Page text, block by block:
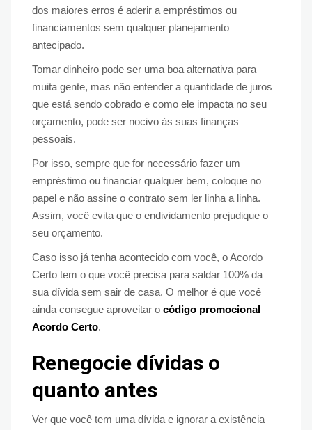
dos maiores erros é aderir a empréstimos ou
financiamentos sem qualquer planejamento
antecipado.
Tomar dinheiro pode ser uma boa alternativa para
muita gente, mas não entender a quantidade de juros
que está sendo cobrado e como ele impacta no seu
orçamento, pode ser nocivo às suas finanças
pessoais.
Por isso, sempre que for necessário fazer um
empréstimo ou financiar qualquer bem, coloque no
papel e não assine o contrato sem ler linha a linha.
Assim, você evita que o endividamento prejudique o
seu orçamento.
Caso isso já tenha acontecido com você, o Acordo
Certo tem o que você precisa para saldar 100% da
sua dívida sem sair de casa. O melhor é que você
ainda consegue aproveitar o código promocional
Acordo Certo.
Renegocie dívidas o
quanto antes
Ver que você tem uma dívida e ignorar a existência